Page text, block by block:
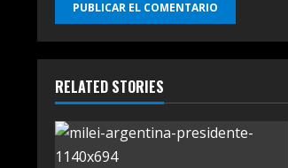
RELATED STORIES